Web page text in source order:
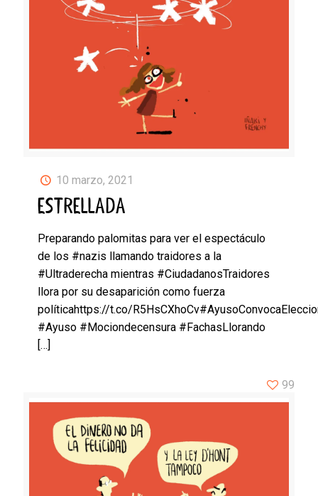
10 marzo, 2021
ESTRELLADA
Preparando palomitas para ver el espectáculo
de los #nazis llamando traidores a la
#Ultraderecha mientras #CiudadanosTraidores
llora por su desaparición como fuerza
políticahttps://t.co/
#Ayuso #Mociondecensura #FachasLlorando
[…]
99